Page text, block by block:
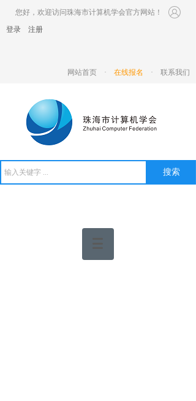
您好，欢迎访问珠海市计算机学会官方网站！
网站首页 · 在线报名 · 联系我们
登录 注册
搜索